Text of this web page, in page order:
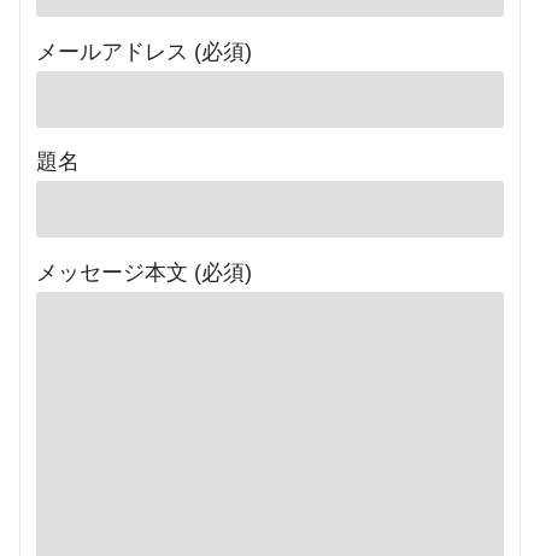
メールアドレス (必須)
題名
メッセージ本文 (必須)